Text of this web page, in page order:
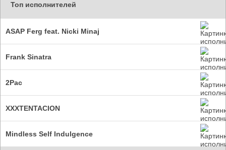
Топ исполнителей
ASAP Ferg feat. Nicki Minaj
Frank Sinatra
2Pac
XXXTENTACION
Mindless Self Indulgence